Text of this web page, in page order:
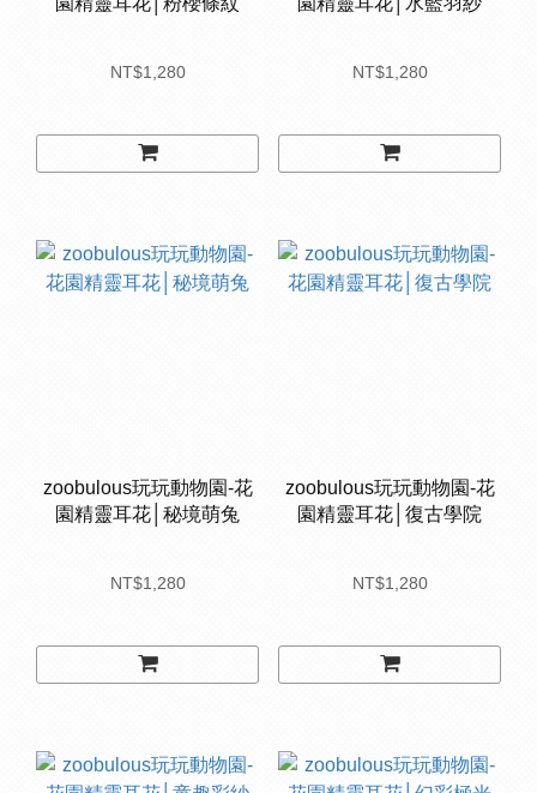
NT$1,280 NT$1,280
zoobulous玩玩動物園-花
園精靈耳花│秘境萌兔
NT$1,280
zoobulous玩玩動物園-花
園精靈耳花│復古學院
NT$1,280